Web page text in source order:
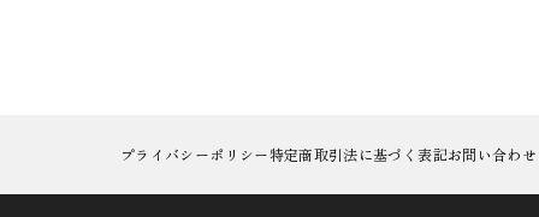
プライバシーポリシー特定商取引法に基づく表記お問い合わせ